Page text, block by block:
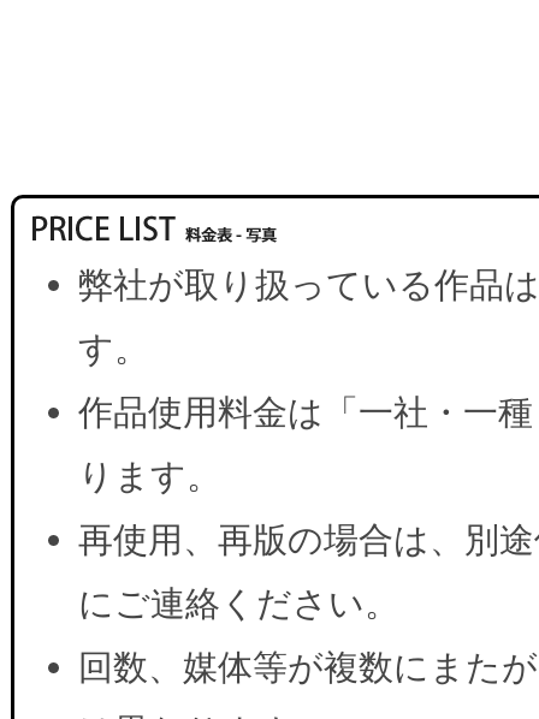
弊社が取り扱っている作品
す。
作品使用料金は「一社・一
ります。
再使用、再版の場合は、別
にご連絡ください。
回数、媒体等が複数にまた